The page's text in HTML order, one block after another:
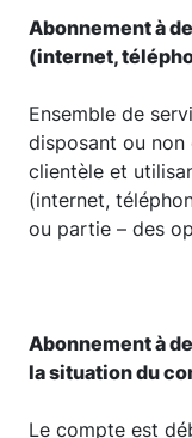
Abonnement à
(internet,
Ensemble de
disposant ou non
clientèle et
(internet,
ou partie – des
Abonnement à
la situation du
Le compte est